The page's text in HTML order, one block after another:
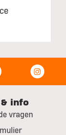
info
vragen